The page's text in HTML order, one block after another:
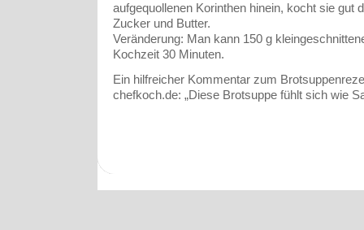
aufgequollenen Korinthen hinein, kocht sie gut
Zucker und Butter.
Veränderung: Man kann 150 g
Kochzeit 30 Minuten.
Ein hilfreicher Kommentar zum
chefkoch.de: „Diese Brotsuppe fühlt sich wie